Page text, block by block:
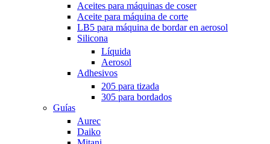
Aceites para máquinas de coser
Aceite para máquina de corte
LB5 para máquina de bordar en aerosol
Silicona
Líquida
Aerosol
Adhesivos
205 para tizada
305 para bordados
Guías
Aurec
Daiko